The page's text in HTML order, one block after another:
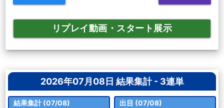
リプレイ動画・スタート展示
2026年07月08日 結果集計 - 3連単
結果集計 (07/08)
出目 (07/08)